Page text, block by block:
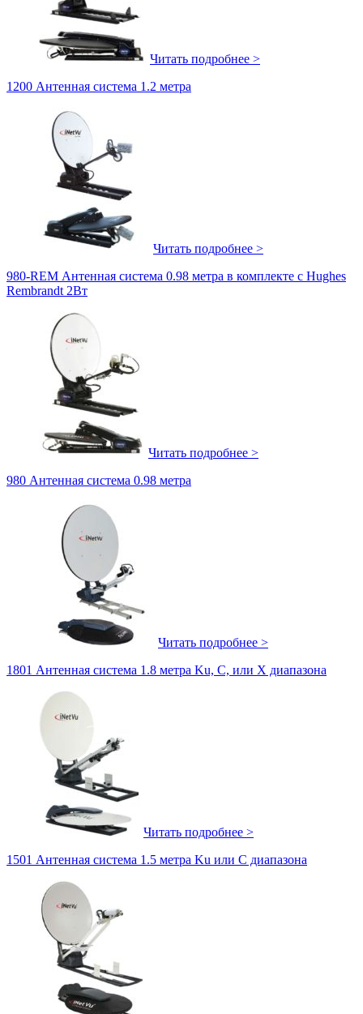
Читать подробнее >
1200 Антенная система 1.2 метра
Читать подробнее >
980-REM Антенная система 0.98 метра в комплекте с Hughes
Rembrandt 2Вт
Читать подробнее >
980 Антенная система 0.98 метра
Читать подробнее >
1801 Антенная система 1.8 метра Ku, C, или X диапазона
Читать подробнее >
1501 Антенная система 1.5 метра Ku или C диапазона